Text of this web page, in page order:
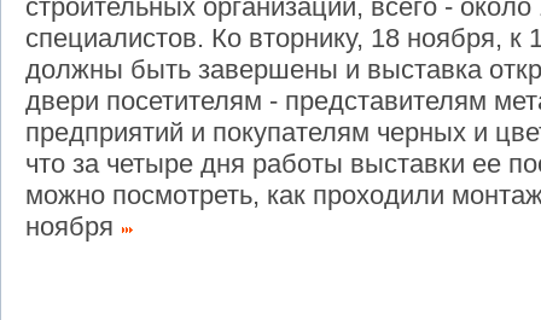
строительных организаций, всего - около
специалистов. Ко вторнику, 18 ноября, к
должны быть завершены и выставка
двери посетителям - представителям
предприятий и покупателям черных и
что за четыре дня работы выставки ее
можно посмотреть, как проходили
ноября